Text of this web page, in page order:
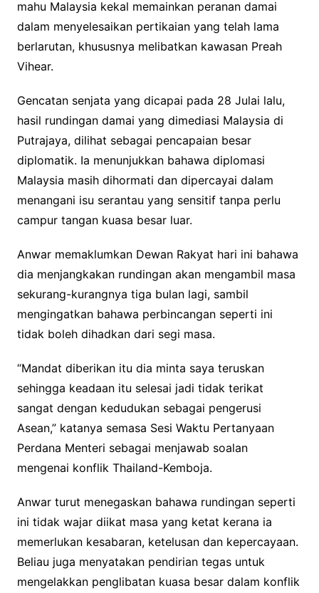
mahu Malaysia kekal memainkan peranan damai
dalam menyelesaikan pertikaian yang telah lama
berlarutan, khususnya melibatkan kawasan Preah
Vihear.
Gencatan senjata yang dicapai pada 28 Julai lalu,
hasil rundingan damai yang dimediasi Malaysia di
Putrajaya, dilihat sebagai pencapaian besar
diplomatik. Ia menunjukkan bahawa diplomasi
Malaysia masih dihormati dan dipercayai dalam
menangani isu serantau yang sensitif tanpa perlu
campur tangan kuasa besar luar.
Anwar memaklumkan Dewan Rakyat hari ini bahawa
dia menjangkakan rundingan akan mengambil masa
sekurang-kurangnya tiga bulan lagi, sambil
mengingatkan bahawa perbincangan seperti ini
tidak boleh dihadkan dari segi masa.
“Mandat diberikan itu dia minta saya teruskan
sehingga keadaan itu selesai jadi tidak terikat
sangat dengan kedudukan sebagai pengerusi
Asean,” katanya semasa Sesi Waktu Pertanyaan
Perdana Menteri sebagai menjawab soalan
mengenai konflik Thailand-Kemboja.
Anwar turut menegaskan bahawa rundingan seperti
ini tidak wajar diikat masa yang ketat kerana ia
memerlukan kesabaran, ketelusan dan kepercayaan.
Beliau juga menyatakan pendirian tegas untuk
mengelakkan penglibatan kuasa besar dalam konflik